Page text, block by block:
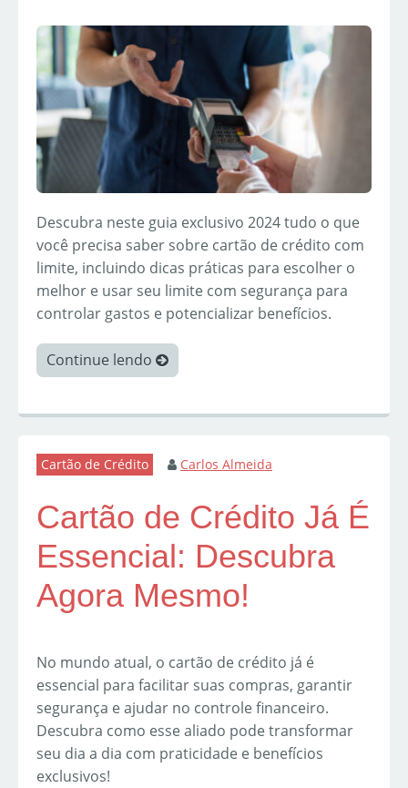
Descubra neste guia exclusivo 2024 tudo o que
você precisa saber sobre cartão de crédito com
limite, incluindo dicas práticas para escolher o
melhor e usar seu limite com segurança para
controlar gastos e potencializar benefícios.
Continue lendo
Cartão de Crédito Carlos Almeida
Cartão de Crédito Já É
Essencial: Descubra
Agora Mesmo!
No mundo atual, o cartão de crédito já é
essencial para facilitar suas compras, garantir
segurança e ajudar no controle financeiro.
Descubra como esse aliado pode transformar
seu dia a dia com praticidade e benefícios
exclusivos!